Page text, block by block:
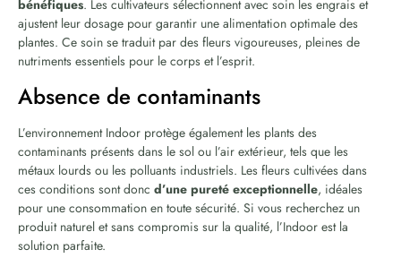
bénéfiques. Les cultivateurs sélectionnent avec soin les engrais et
ajustent leur dosage pour garantir une alimentation optimale des
plantes. Ce soin se traduit par des fleurs vigoureuses, pleines de
nutriments essentiels pour le corps et l’esprit.
Absence de contaminants
L’environnement Indoor protège également les plants des
contaminants présents dans le sol ou l’air extérieur, tels que les
métaux lourds ou les polluants industriels. Les fleurs cultivées dans
ces conditions sont donc d’une pureté exceptionnelle, idéales
pour une consommation en toute sécurité. Si vous recherchez un
produit naturel et sans compromis sur la qualité, l’Indoor est la
solution parfaite.